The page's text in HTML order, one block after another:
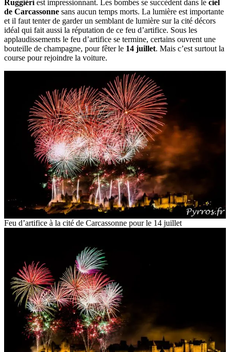
Ruggiéri est impressionnant. Les bombes se succèdent dans le ciel
de Carcassonne sans aucun temps morts. La lumière est importante
et il faut tenter de garder un semblant de lumière sur la cité décors
idéal qui fait aussi la réputation de ce feu d’artifice. Sous les
applaudissements le feu d’artifice se termine, certains ouvrent une
bouteille de champagne, pour fêter le 14 juillet. Mais c’est surtout la
course pour rejoindre la voiture.
Feu d’artifice à la cité de Carcassonne pour le 14 juillet